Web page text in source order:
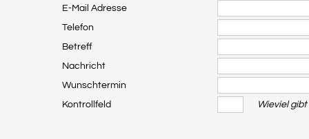
E-Mail Adresse
Telefon
Betreff
Nachricht
Wunschtermin
Kontrollfeld
Wieviel gibt